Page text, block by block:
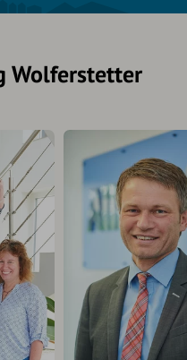
Wolferstetter